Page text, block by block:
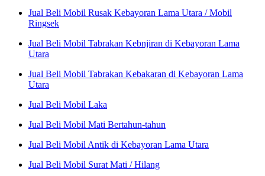
Jual Beli Mobil Rusak Kebayoran Lama Utara / Mobil
Ringsek
Jual Beli Mobil Tabrakan Kebnjiran di Kebayoran Lama
Utara
Jual Beli Mobil Tabrakan Kebakaran di Kebayoran Lama
Utara
Jual Beli Mobil Laka
Jual Beli Mobil Mati Bertahun-tahun
Jual Beli Mobil Antik di Kebayoran Lama Utara
Jual Beli Mobil Surat Mati / Hilang